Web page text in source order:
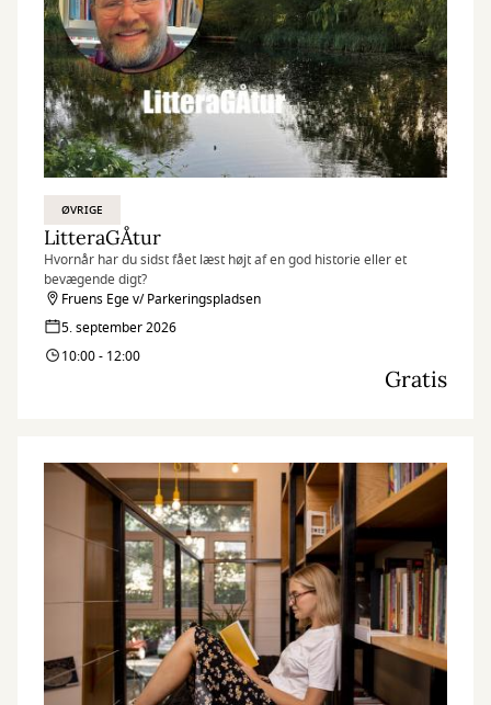
ØVRIGE
LitteraGÅtur
Hvornår har du sidst fået læst højt af en god historie eller et
bevægende digt?
Fruens Ege v/ Parkeringspladsen
5. september 2026
10:00 - 12:00
Gratis